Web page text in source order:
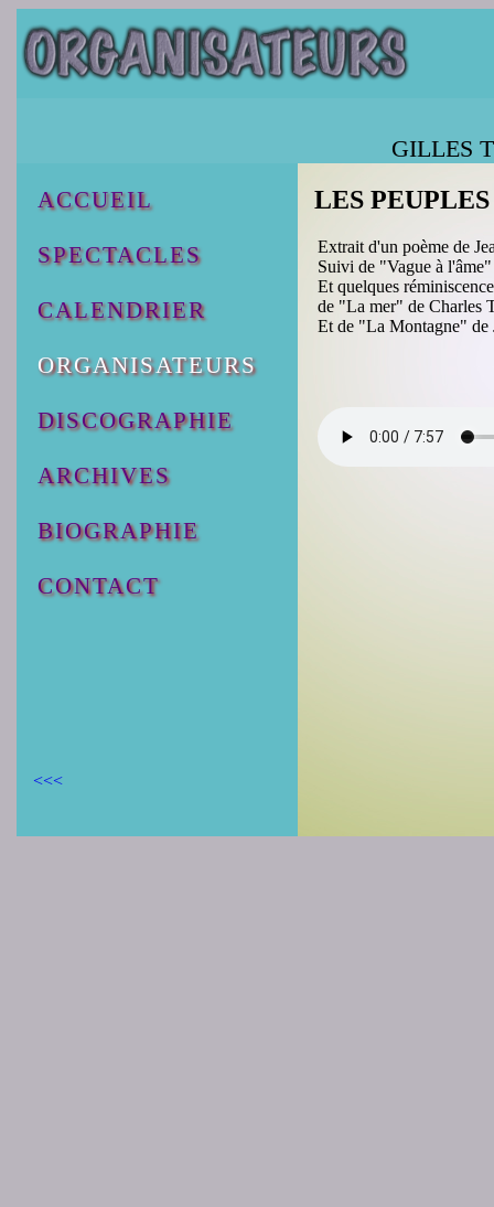
GILLES
LES
Extrait d'un poème de
Suivi de "Vague à
Et quelques
de "La mer" de Charles
Et de "La Montagne" de
ACCUEIL
SPECTACLES
CALENDRIER
ORGANISATEURS
DISCOGRAPHIE
ARCHIVES
BIOGRAPHIE
CONTACT
<<<